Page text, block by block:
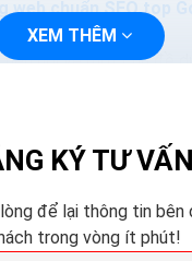
web chuẩn SEO top
nói về một chủ đề
XEM THÊM
KÝ TƯ VẤN
để lại thông tin bên
trong vòng ít phút!